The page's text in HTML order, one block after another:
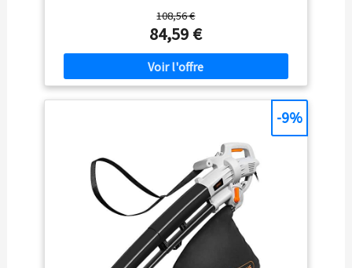
la fois d’aspirer, de souffler et de broyer les feuilles et
déchets végétaux Grand confort acoustique : L’
aspirateur de feuilles affiche avec 99 dB(A) un niveau
sonore réduit de jusqu’à 75 % Changement de mode en
un seul geste : Commutation simple et rapide entre les
108,56 €
84,59 €
-9%